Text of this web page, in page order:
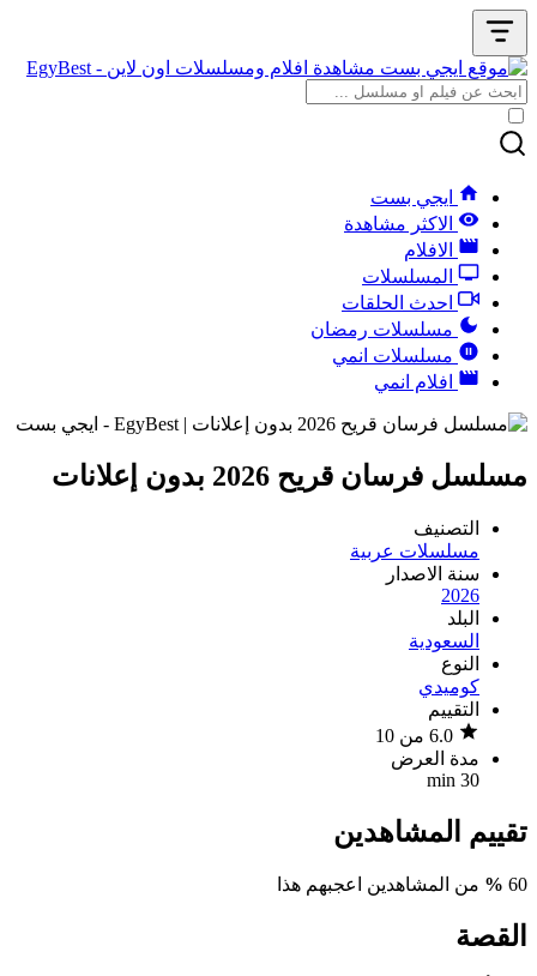
ايجي بست
الاكثر مشاهدة
الافلام
المسلسلات
احدث الحلقات
مسلسلات رمضان
مسلسلات انمي
افلام انمي
مسلسل فرسان قريح 2026 بدون إعلانات
التصنيف
مسلسلات عربية
سنة الاصدار
2026
البلد
السعودية
النوع
كوميدي
التقييم
مدة العرض
30 min
تقييم المشاهدين
60
% من المشاهدين اعجبهم هذا
القصة